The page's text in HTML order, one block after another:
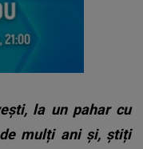
la un pahar cu
mulți ani și, știți